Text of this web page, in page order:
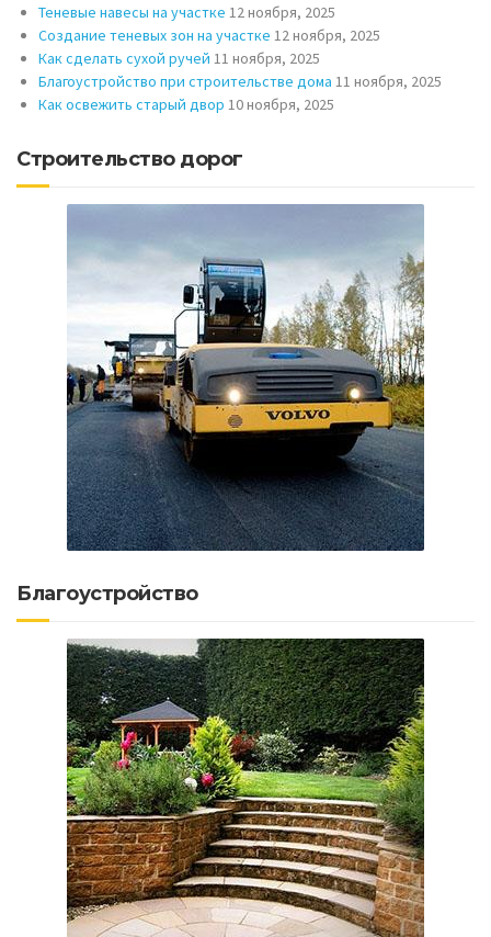
Теневые навесы на участке 12 ноября, 2025
Создание теневых зон на участке 12 ноября, 2025
Как сделать сухой ручей 11 ноября, 2025
Благоустройство при строительстве дома 11 ноября, 2025
Как освежить старый двор 10 ноября, 2025
Строительство дорог
Благоустройство